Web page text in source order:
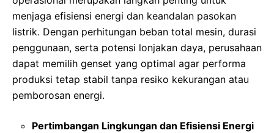
menjaga efisiensi energi dan keandalan pasokan
listrik. Dengan perhitungan beban total mesin, durasi
penggunaan, serta potensi lonjakan daya, perusahaan
dapat memilih genset yang optimal agar performa
produksi tetap stabil tanpa resiko kekurangan atau
pemborosan energi.
Pertimbangan Lingkungan dan Efisiensi Energi